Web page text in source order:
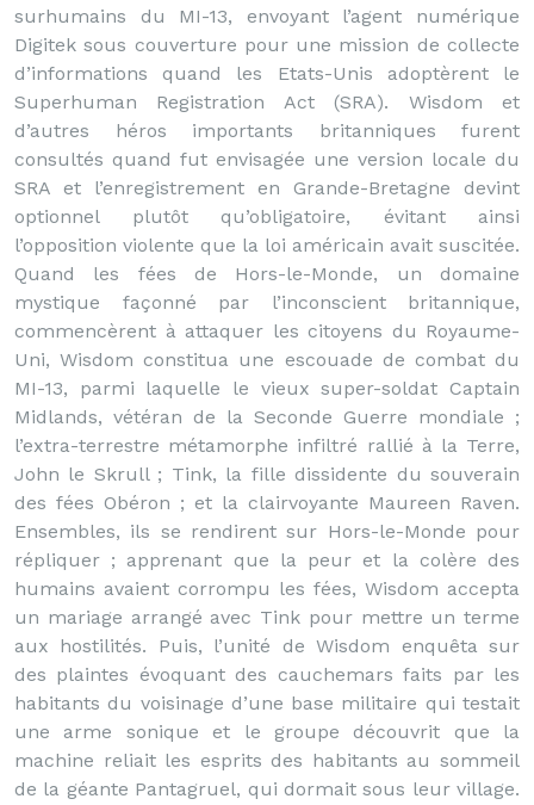
surhumains du MI-13, envoyant l’agent numérique
Digitek sous couverture pour une mission de collecte
d’informations quand les Etats-Unis adoptèrent le
Superhuman Registration Act (SRA). Wisdom et
d’autres héros importants britanniques furent
consultés quand fut envisagée une version locale du
SRA et l’enregistrement en Grande-Bretagne devint
optionnel plutôt qu’obligatoire, évitant ainsi
l’opposition violente que la loi américain avait suscitée.
Quand les fées de Hors-le-Monde, un domaine
mystique façonné par l’inconscient britannique,
commencèrent à attaquer les citoyens du Royaume-
Uni, Wisdom constitua une escouade de combat du
MI-13, parmi laquelle le vieux super-soldat Captain
Midlands, vétéran de la Seconde Guerre mondiale ;
l’extra-terrestre métamorphe infiltré rallié à la Terre,
John le Skrull ; Tink, la fille dissidente du souverain
des fées Obéron ; et la clairvoyante Maureen Raven.
Ensembles, ils se rendirent sur Hors-le-Monde pour
répliquer ; apprenant que la peur et la colère des
humains avaient corrompu les fées, Wisdom accepta
un mariage arrangé avec Tink pour mettre un terme
aux hostilités. Puis, l’unité de Wisdom enquêta sur
des plaintes évoquant des cauchemars faits par les
habitants du voisinage d’une base militaire qui testait
une arme sonique et le groupe découvrit que la
machine reliait les esprits des habitants au sommeil
de la géante Pantagruel, qui dormait sous leur village.